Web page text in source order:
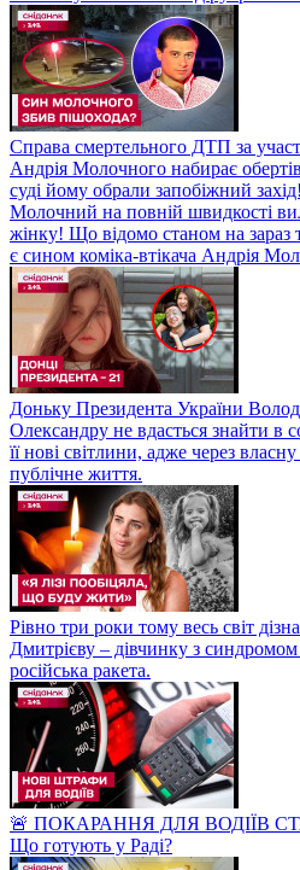
Справа смертельного ДТП за
Андрія Молочного набирає
суді йому обрали запобіжний
Молочний на повній швидкості
жінку! Що відомо станом на зараз
є сином коміка-втікача Андрія
Доньку Президента України
Олександру не вдасться знайти в
її нові світлини, адже через
публічне життя.
Рівно три роки тому весь світ
Дмитрієву – дівчинку з
російська ракета.
🚨 ПОКАРАННЯ ДЛЯ ВОДІЇВ
Що готують у Раді?